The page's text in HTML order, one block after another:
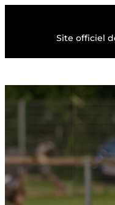
Site officiel